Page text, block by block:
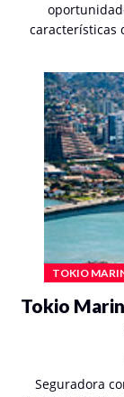
características
TOKIO
Tokio
Seguradora